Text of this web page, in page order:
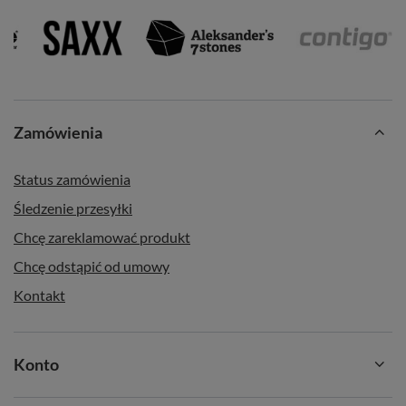
Zamówienia
Status zamówienia
Śledzenie przesyłki
Chcę zareklamować produkt
Chcę odstąpić od umowy
Kontakt
Konto